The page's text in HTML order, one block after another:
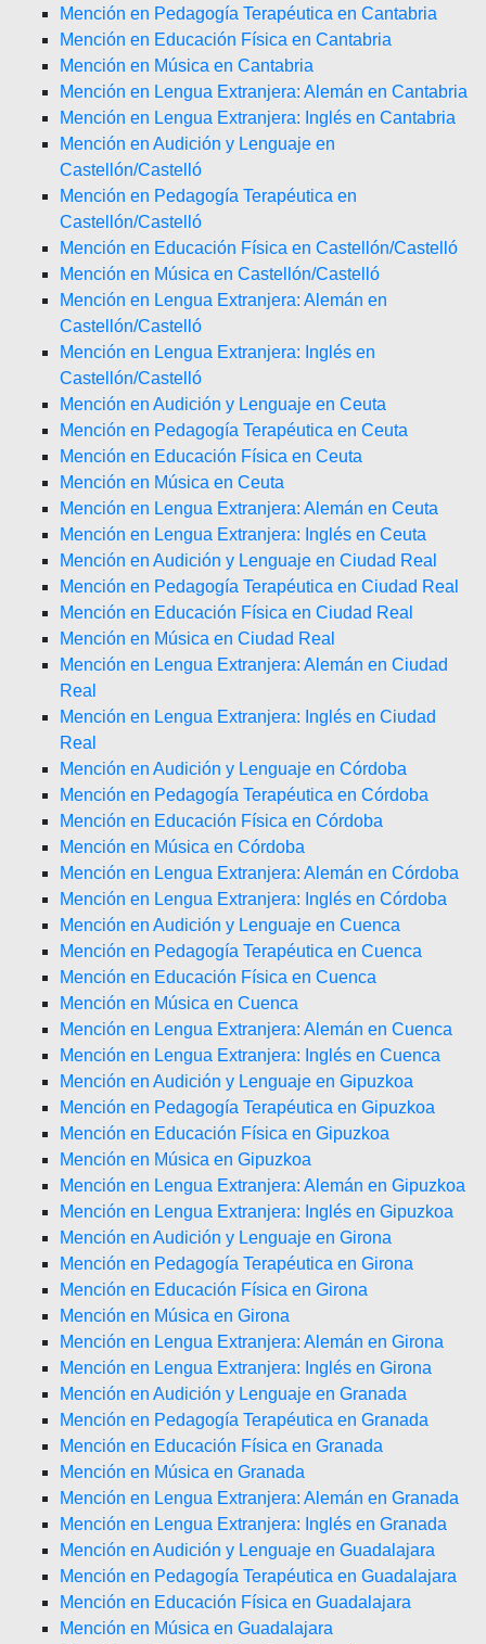
Mención en Pedagogía Terapéutica en Cantabria
Mención en Educación Física en Cantabria
Mención en Música en Cantabria
Mención en Lengua Extranjera: Alemán en Cantabria
Mención en Lengua Extranjera: Inglés en Cantabria
Mención en Audición y Lenguaje en
Castellón/Castelló
Mención en Pedagogía Terapéutica en
Castellón/Castelló
Mención en Educación Física en Castellón/Castelló
Mención en Música en Castellón/Castelló
Mención en Lengua Extranjera: Alemán en
Castellón/Castelló
Mención en Lengua Extranjera: Inglés en
Castellón/Castelló
Mención en Audición y Lenguaje en Ceuta
Mención en Pedagogía Terapéutica en Ceuta
Mención en Educación Física en Ceuta
Mención en Música en Ceuta
Mención en Lengua Extranjera: Alemán en Ceuta
Mención en Lengua Extranjera: Inglés en Ceuta
Mención en Audición y Lenguaje en Ciudad Real
Mención en Pedagogía Terapéutica en Ciudad Real
Mención en Educación Física en Ciudad Real
Mención en Música en Ciudad Real
Mención en Lengua Extranjera: Alemán en Ciudad
Real
Mención en Lengua Extranjera: Inglés en Ciudad
Real
Mención en Audición y Lenguaje en Córdoba
Mención en Pedagogía Terapéutica en Córdoba
Mención en Educación Física en Córdoba
Mención en Música en Córdoba
Mención en Lengua Extranjera: Alemán en Córdoba
Mención en Lengua Extranjera: Inglés en Córdoba
Mención en Audición y Lenguaje en Cuenca
Mención en Pedagogía Terapéutica en Cuenca
Mención en Educación Física en Cuenca
Mención en Música en Cuenca
Mención en Lengua Extranjera: Alemán en Cuenca
Mención en Lengua Extranjera: Inglés en Cuenca
Mención en Audición y Lenguaje en Gipuzkoa
Mención en Pedagogía Terapéutica en Gipuzkoa
Mención en Educación Física en Gipuzkoa
Mención en Música en Gipuzkoa
Mención en Lengua Extranjera: Alemán en Gipuzkoa
Mención en Lengua Extranjera: Inglés en Gipuzkoa
Mención en Audición y Lenguaje en Girona
Mención en Pedagogía Terapéutica en Girona
Mención en Educación Física en Girona
Mención en Música en Girona
Mención en Lengua Extranjera: Alemán en Girona
Mención en Lengua Extranjera: Inglés en Girona
Mención en Audición y Lenguaje en Granada
Mención en Pedagogía Terapéutica en Granada
Mención en Educación Física en Granada
Mención en Música en Granada
Mención en Lengua Extranjera: Alemán en Granada
Mención en Lengua Extranjera: Inglés en Granada
Mención en Audición y Lenguaje en Guadalajara
Mención en Pedagogía Terapéutica en Guadalajara
Mención en Educación Física en Guadalajara
Mención en Música en Guadalajara